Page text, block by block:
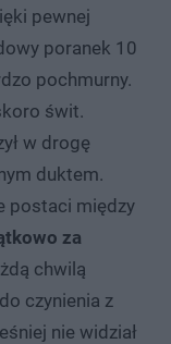
pewnej
poranek 10
pochmurny.
świt.
w drogę
duktem.
postaci między
za
chwilą
czynienia z
nie widział